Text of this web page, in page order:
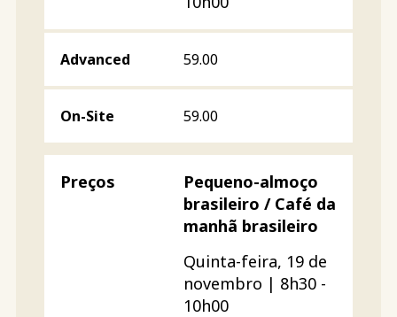
59.00
59.00
Pequeno-almoço
brasileiro / Café da
manhã brasileiro
Quinta-feira, 19 de
novembro | 8h30 -
10h00